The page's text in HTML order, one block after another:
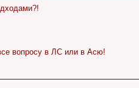
вопросу в ЛС или в Асю!